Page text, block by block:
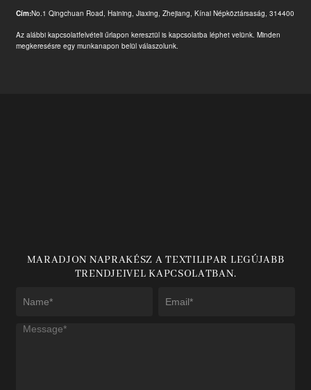
Cím:No.1 Qingchuan Road, Haining, Jiaxing, Zhejiang, Kínai Népköztársaság, 314400
Az alábbi kapcsolatfelvételi űrlapon keresztül is kapcsolatba léphet velünk. Minden
megkeresésre egy munkanapon belül válaszolunk.
MARADJON NAPRAKÉSZ A TEXTILIPAR LEGÚJABB
TRENDJEIVEL KAPCSOLATBAN.